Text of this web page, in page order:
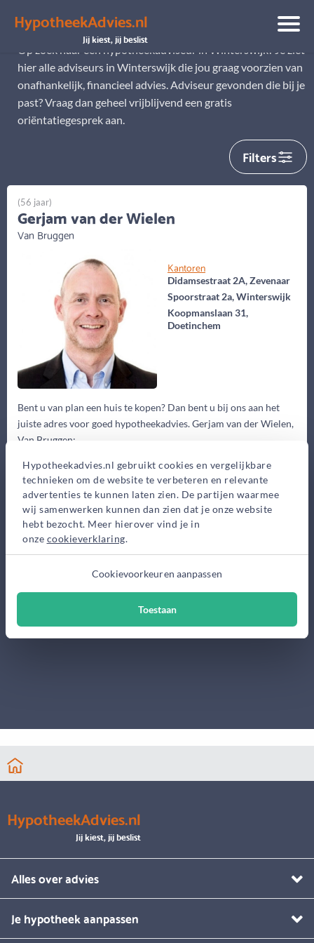
Hypotheekadvies.nl gebruikt cookies en vergelijkbare
technieken om de website te verbeteren en relevante
advertenties te kunnen laten zien. De partijen waarmee
wij samenwerken kunnen dan zien dat je onze website
hebt bezocht. Meer hierover vind je in
onze cookieverklaring.
Cookievoorkeuren aanpassen
Toestaan
HypotheekAdvies.nl
Jij kiest, jij beslist
Hypotheekadviseur Winterswijk
Op zoek naar een hypotheekadviseur in Winterswijk? Je ziet
hier alle adviseurs in Winterswijk die jou graag voorzien van
onafhankelijk, financieel advies. Adviseur gevonden die bij je
past? Vraag dan geheel vrijblijvend een gratis
oriëntatiegesprek aan.
Filters
Kantoren
Didamsestraat 2A, Zevenaar
Spoorstraat 2a, Winterswijk
Koopmanslaan 31,
Doetinchem
Bent u van plan een huis te kopen? Dan bent u bij ons aan het
juiste adres voor goed hypotheekadvies. Gerjam van der Wielen,
Van Bruggen:...
(56 jaar)
Gerjam van der Wielen
Van Bruggen
Eerste gesprek
0,-
Advieskosten
2.350,-
Maak gratis afspraak
Meer informatie
HypotheekAdvies.nl
Jij kiest, jij beslist
Alles over advies
Je hypotheek aanpassen